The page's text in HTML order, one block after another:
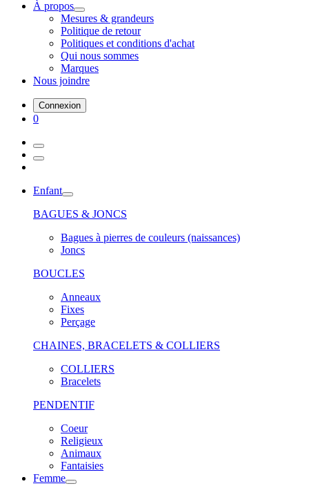
À propos
Mesures & grandeurs
Politique de retour
Politiques et conditions d'achat
Qui nous sommes
Marques
Nous joindre
Connexion
0
Enfant
BAGUES & JONCS
Bagues à pierres de couleurs (naissances)
Joncs
BOUCLES
Anneaux
Fixes
Perçage
CHAINES, BRACELETS & COLLIERS
COLLIERS
Bracelets
PENDENTIF
Coeur
Religieux
Animaux
Fantaisies
Femme